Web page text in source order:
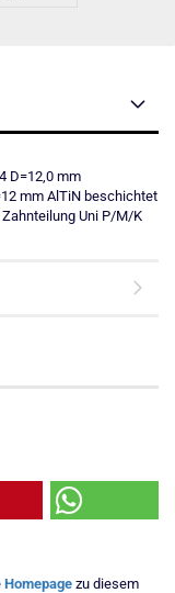
D=12,0 mm
mm AlTiN beschichtet
Uni P/M/K
Homepage zu diesem